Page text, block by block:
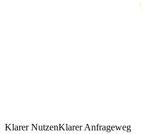
Klarer NutzenKlarer Anfrageweg